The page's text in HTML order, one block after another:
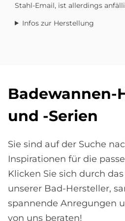
Stahl-Email, ist allerdings
Infos zur Herstellung
Ba­de­wan­nen-
und -Se­ri­en
Sie sind auf der Suche
Inspirationen für die
Klicken Sie sich durch
unserer Bad-Hersteller,
spannende Anregungen
von uns beraten!